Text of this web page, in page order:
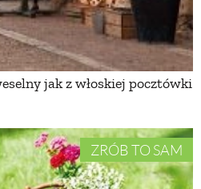
jak z włoskiej pocztówki
ZRÓB TO SAM